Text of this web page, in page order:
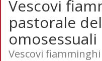
Vescovi
pastorale
omosessuali
Vescovi fiamminghi